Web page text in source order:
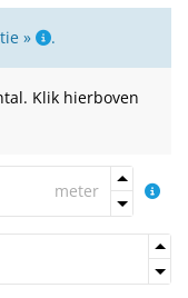
» .
Klik hierboven
meter